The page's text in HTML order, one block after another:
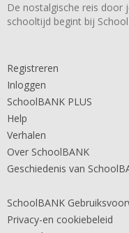
De nostalgische reis door
schooltijd begint bij
Registreren
Inloggen
SchoolBANK PLUS
Help
Verhalen
Over SchoolBANK
Geschiedenis van
SchoolBANK
Privacy-en cookiebeleid